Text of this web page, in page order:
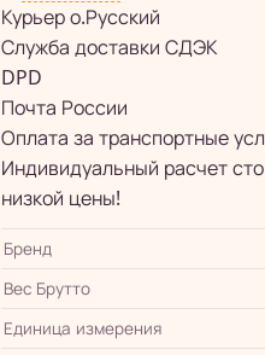
Курьер о.Русский
Служба доставки СДЭК
DPD
Почта России
Оплата за транспортные
Индивидуальный расчет
низкой цены!
Бренд
Вес Брутто
Единица измерения